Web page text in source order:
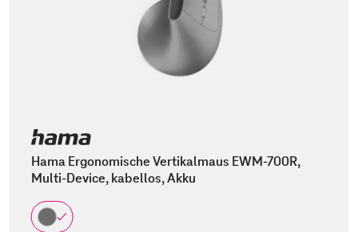
Hama Ergonomische Vertikalmaus EWM-700R,
Multi-Device, kabellos, Akku